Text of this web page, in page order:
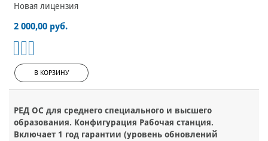
Новая лицензия
2 000,00 руб.
В КОРЗИНУ
РЕД ОС для среднего специального и высшего
образования. Конфигурация Рабочая станция.
Включает 1 год гарантии (уровень обновлений